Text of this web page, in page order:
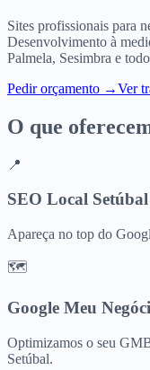
Sites profissionais para
Desenvolvimento à
Palmela, Sesimbra e
Pedir orçamento →Ver
O que
📍
SEO Local Setúbal
Apareça no top do
🗺️
Google Meu
Optimizamos o seu
Setúbal.